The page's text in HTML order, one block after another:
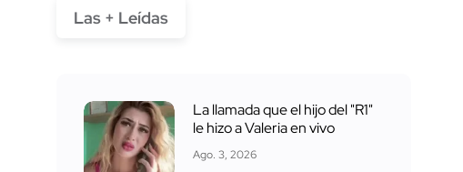
Las + Leídas
La llamada que el hijo del "R1"
le hizo a Valeria en vivo
Ago. 3, 2026